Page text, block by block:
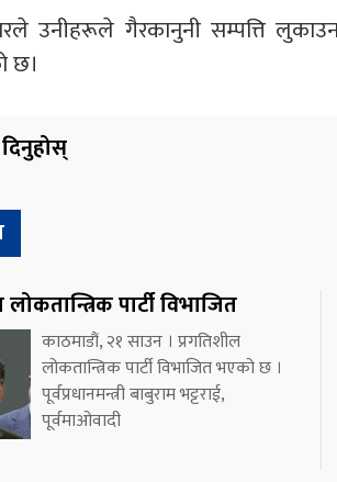
उनीहरूले गैरकानुनी सम्पत्ति
छ।
दिनुहोस्
पार्टी विभाजित
काठमाडौं, २१ साउन । प्रगतिशील
लोकतान्त्रिक पार्टी विभाजित भएको छ ।
पूर्वप्रधानमन्त्री बाबुराम भट्टराई,
पूर्वमाओवादी